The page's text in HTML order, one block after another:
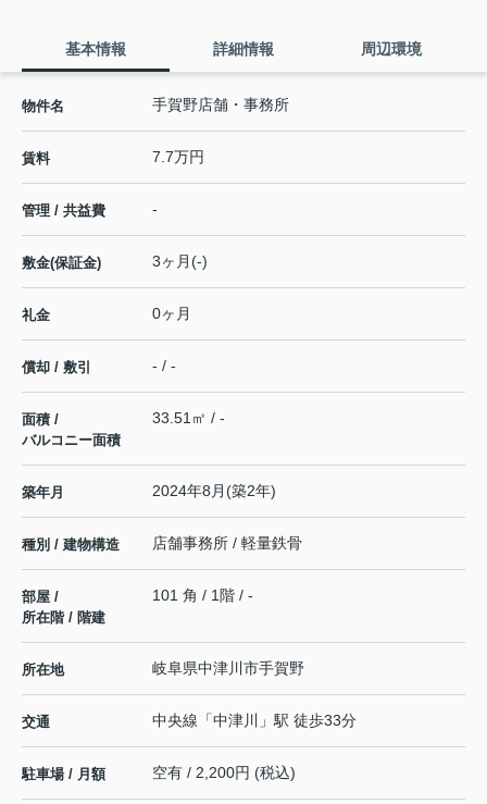
基本情報 詳細情報 周辺環境
物件名 手賀野店舗・事務所
賃料 7.7万円
管理 / 共益費 -
敷金(保証金) 3ヶ月(-)
礼金 0ヶ月
償却 / 敷引 - / -
面積 /
バルコニー面積
33.51㎡ / -
築年月 2024年8月(築2年)
種別 / 建物構造 店舗事務所 / 軽量鉄骨
部屋 /
所在階 / 階建
101 角 / 1階 / -
所在地 岐阜県中津川市手賀野
交通 中央線 「中津川 」駅 徒歩33分
駐車場 / 月額 空有 / 2,200円 (税込)